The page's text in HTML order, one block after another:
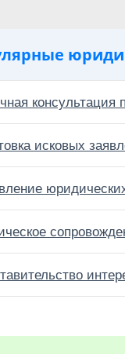
консультация
исковых